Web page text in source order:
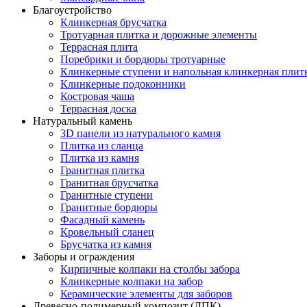
Благоустройство
Клинкерная брусчатка
Тротуарная плитка и дорожные элементы
Террасная плита
Поребрики и бордюры тротуарные
Клинкерные ступени и напольная клинкерная
Клинкерные подоконники
Костровая чаша
Террасная доска
Натуральный камень
3D панели из натурального камня
Плитка из сланца
Плитка из камня
Гранитная плитка
Гранитная брусчатка
Гранитные ступени
Гранитные бордюры
Фасадный камень
Кровельный сланец
Брусчатка из камня
Заборы и ограждения
Кирпичные колпаки на столбы забора
Клинкерные колпаки на забор
Керамические элементы для заборов